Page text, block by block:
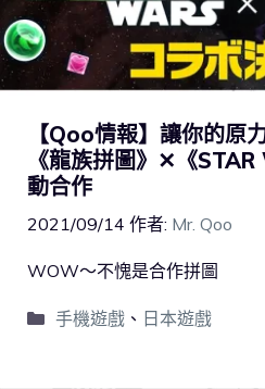
【Qoo情報】讓你的原
《龍族拼圖》✕《
動合作
2021/09/14 作者: Mr. Qoo
WOW～不愧是合作拼圖
手機遊戲、 日本遊戲